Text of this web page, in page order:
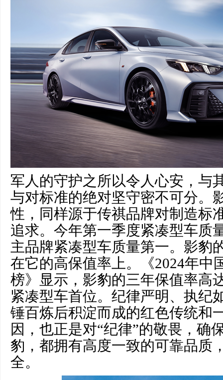
军人的守护之所以令人心安，与
与对标准的绝对坚守密不可分。
性，同样源于传祺品牌对制造标
追求。今年第一季度紧凑型车质
主品牌紧凑型车质量第一。影豹
在它的高保值率上。《2024年中
榜》显示，影豹的三年保值率高
紧凑型车首位。纪律严明、执纪
锤百炼后积淀而成的红色传统和
因，也正是对“纪律”的敬畏，确
豹，都拥有高度一致的可靠品质
全。